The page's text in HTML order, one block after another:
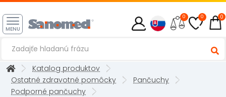
MENU
0 0 0
Katalog produktov
Ostatné zdravotné pomôcky
Pančuchy
Podporné pančuchy